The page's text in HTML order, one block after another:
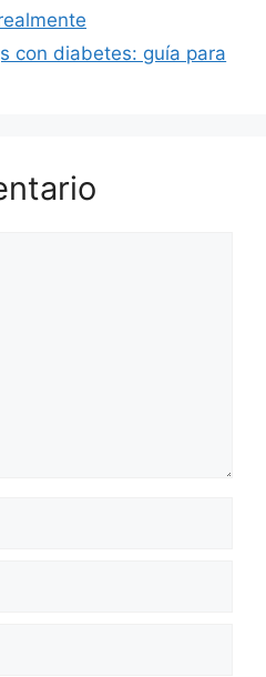
con diabetes: guía para